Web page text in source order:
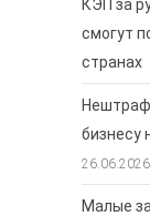
КЭП за
смогут
странах
бизнесу
26.06.2026
Малые